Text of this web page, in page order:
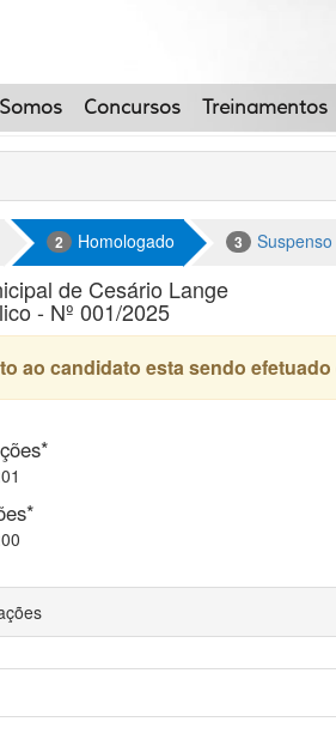
Concursos Treinamentos
2 Homologado 3 Suspenso
de Cesário Lange
- Nº 001/2025
ao candidato esta sendo